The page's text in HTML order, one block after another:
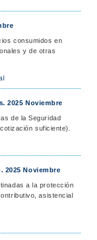
consumidos en
y de otras
2025 Noviembre
de la Seguridad
suficiente).
2025 Noviembre
a la protección
asistencial